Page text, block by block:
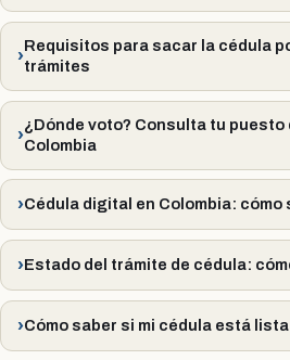
Requisitos para sacar la cédula
trámites
¿Dónde voto? Consulta tu puesto
Colombia
Cédula digital en Colombia:
Estado del trámite de cédula:
Cómo saber si mi cédula está